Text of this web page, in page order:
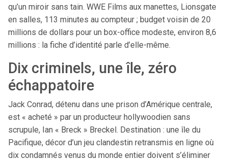
qu’un miroir sans tain. WWE Films aux manettes, Lionsgate
en salles, 113 minutes au compteur ; budget voisin de 20
millions de dollars pour un box-office modeste, environ 8,6
millions : la fiche d’identité parle d’elle-même.
Dix criminels, une île, zéro
échappatoire
Jack Conrad, détenu dans une prison d’Amérique centrale,
est « acheté » par un producteur hollywoodien sans
scrupule, Ian « Breck » Breckel. Destination : une île du
Pacifique, décor d’un jeu clandestin retransmis en ligne où
dix condamnés venus du monde entier doivent s’éliminer